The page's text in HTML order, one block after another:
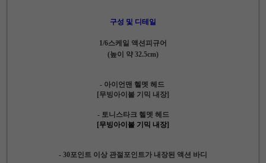
구성 및 디테일
1/6스케일 액션피규어
(높이 약 32.5cm)
- 아이언맨 헬멧 헤드
[무빙아이볼 기믹 내장]
- 토니스타크 헬멧 헤드
[무빙아이볼 기믹 내장]
- 30포인트 이상 관절포인트가 내장된 액션 바디